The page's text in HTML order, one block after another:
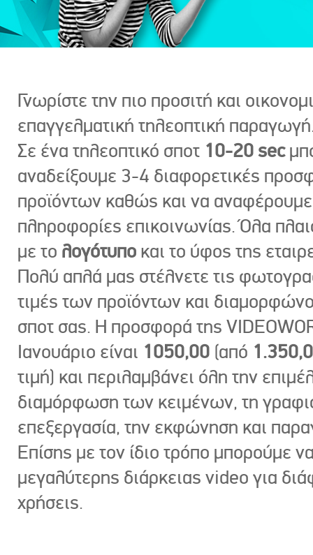
Γνωρίστε την πιο προσιτή και
επαγγελματική τηλεοπτική
Σε ένα τηλεοπτικό σποτ 10-20 sec
αναδείξουμε 3-4 διαφορετικές
προϊόντων καθώς και να
πληροφορίες επικοινωνίας. Όλα
με το λογότυπο και το ύφος της
Πολύ απλά μας στέλνετε τις
τιμές των προϊόντων και
σποτ σας. Η προσφορά της
Ιανουάριο είναι 1050,00 (από
τιμή) και περιλαμβάνει όλη την
διαμόρφωση των κειμένων, τη
επεξεργασία, την εκφώνηση και
Επίσης με τον ίδιο τρόπο μπορούμε
μεγαλύτερης διάρκειας video για
χρήσεις.